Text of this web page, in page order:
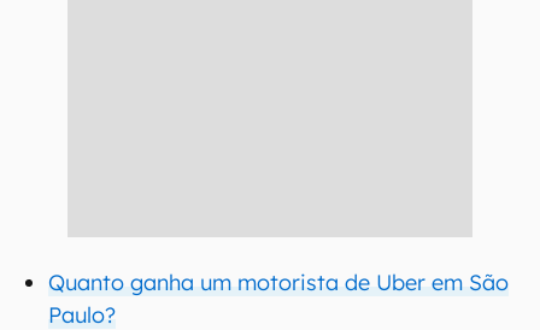
Quanto ganha um motorista de Uber em São
Paulo?